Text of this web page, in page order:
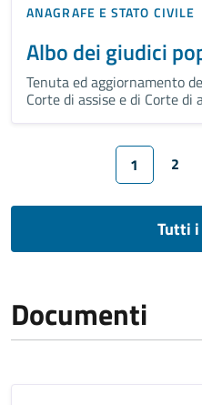
ANAGRAFE E STATO CIVILE
Albo dei giudici
Tenuta ed aggiornamento
Corte di assise e di Corte di
1 2
Tutti
Documenti